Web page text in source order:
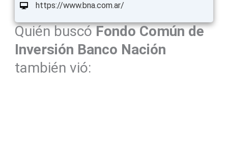
https://www.bna.com.ar/
Quién buscóFondo Común de
Inversión Banco Nación
también vió: